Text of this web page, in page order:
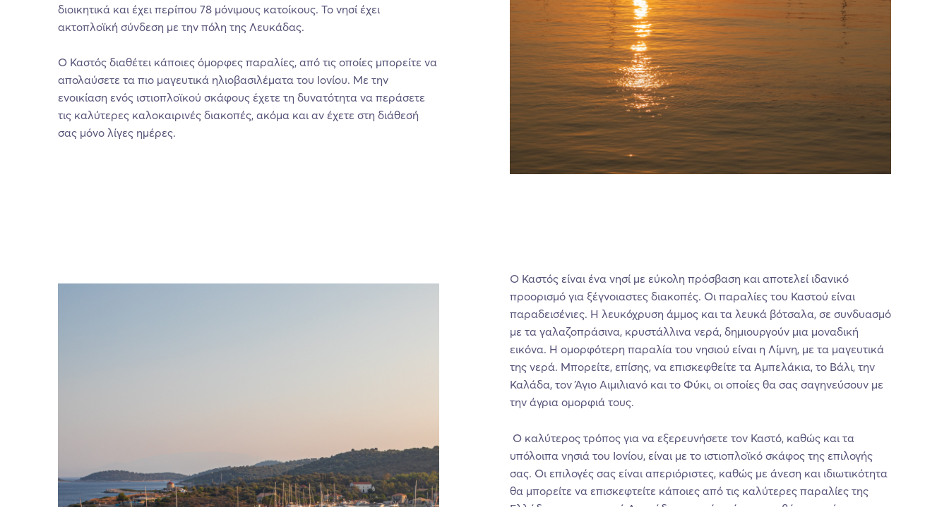
διοικητικά και έχει περίπου 78 μόνιμους κατοίκους. Το νησί έχει
ακτοπλοϊκή σύνδεση με την πόλη της Λευκάδας.
Ο Καστός διαθέτει κάποιες όμορφες παραλίες, από τις οποίες μπορείτε να
απολαύσετε τα πιο μαγευτικά ηλιοβασιλέματα του Ιονίου. Με την
ενοικίαση ενός ιστιοπλοϊκού σκάφους έχετε τη δυνατότητα να περάσετε
τις καλύτερες καλοκαιρινές διακοπές, ακόμα και αν έχετε στη διάθεσή
σας μόνο λίγες ημέρες.
Ο Καστός είναι ένα νησί με εύκολη πρόσβαση και αποτελεί ιδανικό
προορισμό για ξέγνοιαστες διακοπές. Οι παραλίες του Καστού είναι
παραδεισένιες. Η λευκόχρυση άμμος και τα λευκά βότσαλα, σε συνδυασμό
με τα γαλαζοπράσινα, κρυστάλλινα νερά, δημιουργούν μια μοναδική
εικόνα. Η ομορφότερη παραλία του νησιού είναι η Λίμνη, με τα μαγευτικά
της νερά. Μπορείτε, επίσης, να επισκεφθείτε τα Αμπελάκια, το Βάλι, την
Καλάδα, τον Άγιο Αιμιλιανό και το Φύκι, οι οποίες θα σας σαγηνεύσουν με
την άγρια ομορφιά τους.
Ο καλύτερος τρόπος για να εξερευνήσετε τον Καστό, καθώς και τα
υπόλοιπα νησιά του Ιονίου, είναι με το ιστιοπλοϊκό σκάφος της επιλογής
σας. Οι επιλογές σας είναι απεριόριστες, καθώς με άνεση και ιδιωτικότητα
θα μπορείτε να επισκεφτείτε κάποιες από τις καλύτερες παραλίες της